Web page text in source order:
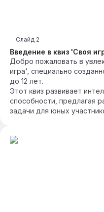
Введение в квиз 'Своя
Слайд 2
Добро пожаловать в
игра', специально
до 12 лет.
Этот квиз развивает
способности, предлагая
задачи для юных